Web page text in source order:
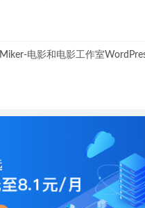
Miker-电影和电影工作室